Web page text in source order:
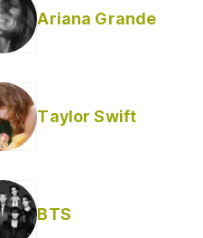
Ariana Grande
Taylor Swift
BTS